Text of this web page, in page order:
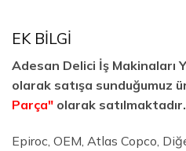
EK BİLGİ
Adesan Delici İş Makinaları
olarak satışa sunduğumuz
Parça" olarak satılmaktadır.
Epiroc, OEM, Atlas Copco,